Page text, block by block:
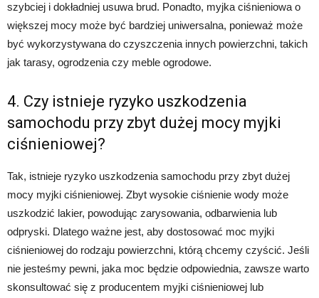
szybciej i dokładniej usuwa brud. Ponadto, myjka ciśnieniowa o
większej mocy może być bardziej uniwersalna, ponieważ może
być wykorzystywana do czyszczenia innych powierzchni, takich
jak tarasy, ogrodzenia czy meble ogrodowe.
4. Czy istnieje ryzyko uszkodzenia
samochodu przy zbyt dużej mocy myjki
ciśnieniowej?
Tak, istnieje ryzyko uszkodzenia samochodu przy zbyt dużej
mocy myjki ciśnieniowej. Zbyt wysokie ciśnienie wody może
uszkodzić lakier, powodując zarysowania, odbarwienia lub
odpryski. Dlatego ważne jest, aby dostosować moc myjki
ciśnieniowej do rodzaju powierzchni, którą chcemy czyścić. Jeśli
nie jesteśmy pewni, jaka moc będzie odpowiednia, zawsze warto
skonsultować się z producentem myjki ciśnieniowej lub